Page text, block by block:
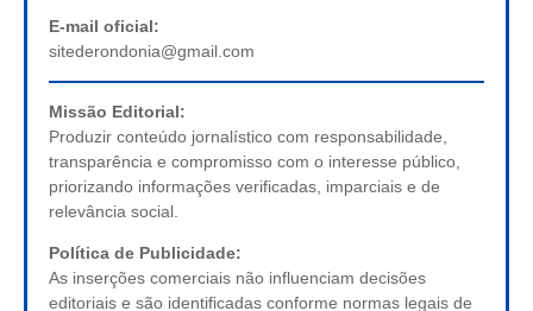
E-mail oficial:
sitederondonia@gmail.com
Missão Editorial:
Produzir conteúdo jornalístico com responsabilidade,
transparência e compromisso com o interesse público,
priorizando informações verificadas, imparciais e de
relevância social.
Política de Publicidade:
As inserções comerciais não influenciam decisões
editoriais e são identificadas conforme normas legais de